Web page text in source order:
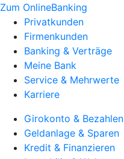
Zum OnlineBanking
Privatkunden
Firmenkunden
Banking & Verträge
Meine Bank
Service & Mehrwerte
Karriere
Girokonto & Bezahlen
Geldanlage & Sparen
Kredit & Finanzieren